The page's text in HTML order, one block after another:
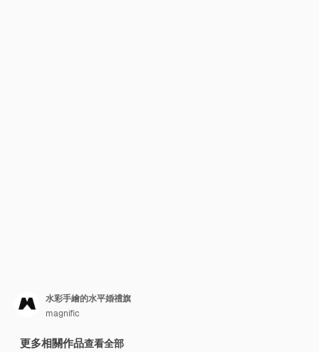
水彩手繪的水平婚禮旗
magnific
更多相關作品查看全部